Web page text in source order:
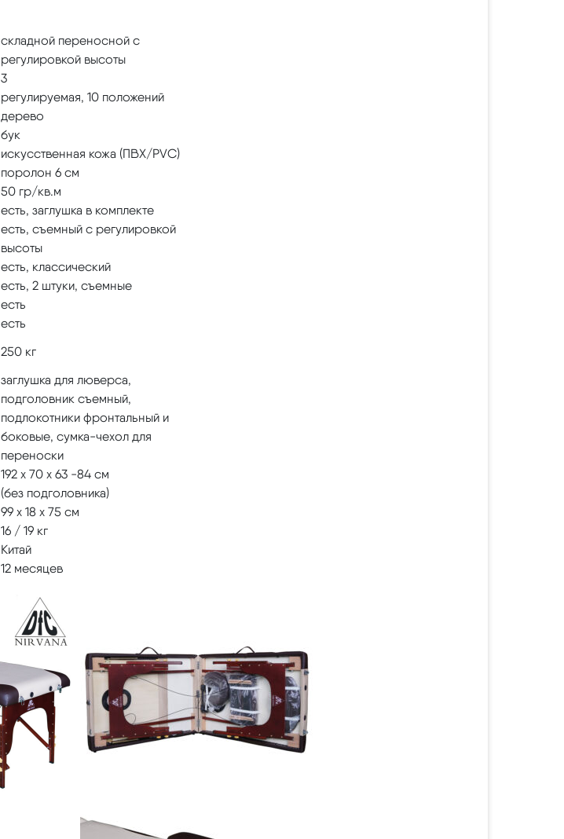
складной переносной с
регулировкой высоты
3
регулируемая, 10 положений
дерево
бук
искусственная кожа (ПВХ/PVC)
поролон 6 см
50 гр/кв.м
есть, заглушка в комплекте
есть, съемный с регулировкой
высоты
есть, классический
есть, 2 штуки, съемные
есть
есть
250 кг
заглушка для люверса,
подголовник съемный,
подлокотники фронтальный и
боковые, сумка-чехол для
переноски
192 х 70 х 63 -84 см
(без подголовника)
99 х 18 х 75 см
16 / 19 кг
Китай
12 месяцев